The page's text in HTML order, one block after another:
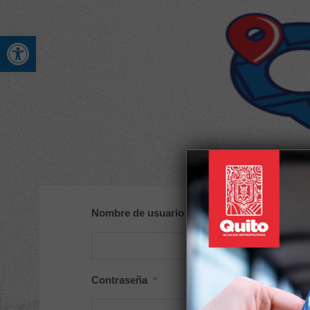
Abrir barra de
Nombre de usuario o correo electrónico
Contraseña *